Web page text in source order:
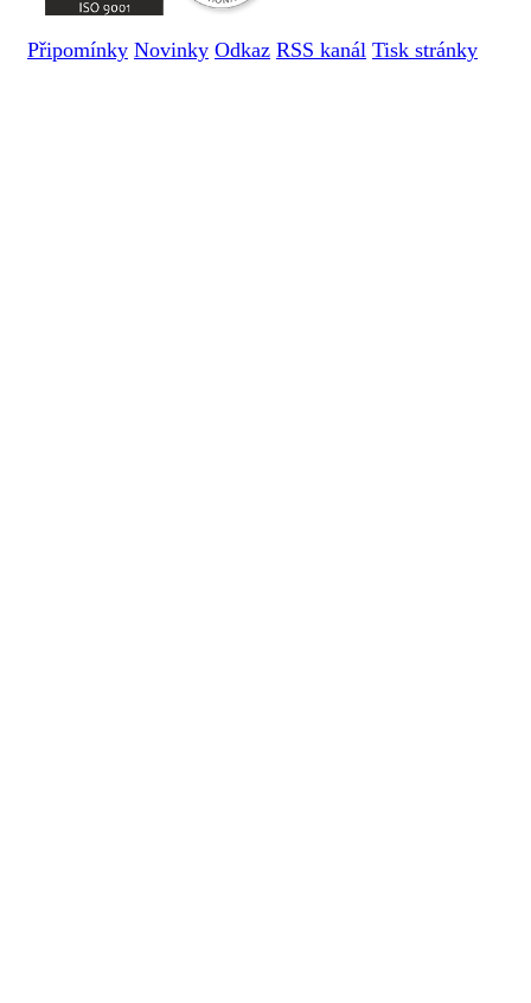
Připomínky Novinky Odkaz RSS kanál Tisk stránky